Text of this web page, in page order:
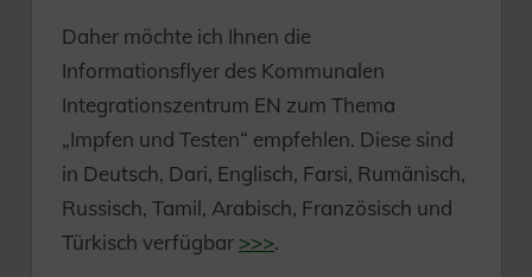
Daher möchte ich Ihnen die
Informationsflyer des Kommunalen
Integrationszentrum EN zum Thema
„Impfen und Testen“ empfehlen. Diese sind
in Deutsch, Dari, Englisch, Farsi, Rumänisch,
Russisch, Tamil, Arabisch, Französisch und
Türkisch verfügbar >>>.